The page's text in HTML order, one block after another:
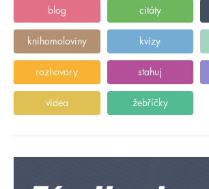
blog citáty
knihomoloviny kvízy
rozhovory stahuj
videa žebříčky